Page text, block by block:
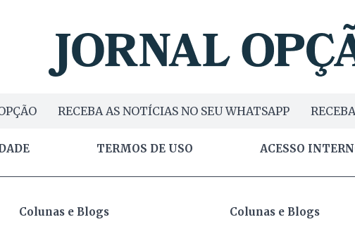
RECEBA AS NOTÍCIAS NO SEU WHATSAPP
TERMOS DE USO ACESSO
Colunas e Blogs Colunas e Blogs